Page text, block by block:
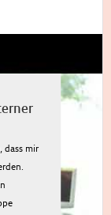
dass mir